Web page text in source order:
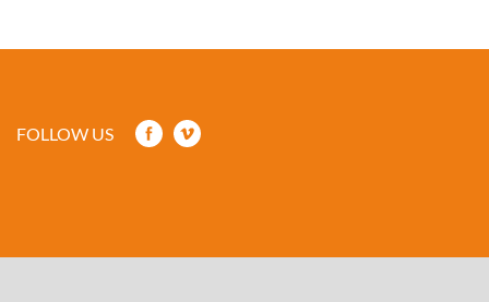
FOLLOW US